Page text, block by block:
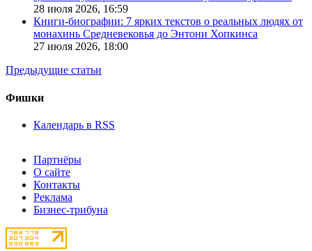
28 июля 2026, 16:59
Книги-биографии: 7 ярких текстов о реальных людях от
монахинь Средневековья до Энтони Хопкинса
27 июля 2026, 18:00
Предыдущие статьи
Фишки
Календарь в RSS
Партнёры
О сайте
Контакты
Реклама
Бизнес-трибуна